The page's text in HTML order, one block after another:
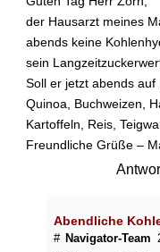
der Hausarzt meines
abends keine
sein
Soll er jetzt abends auf
Quinoa, Buchweizen,
Kartoffeln, Reis,
Freundliche Grüße –
Abendliche
# Navigator-Team
f
e
?
B
r
n